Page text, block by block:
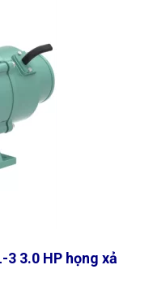
3.0 HP họng xả